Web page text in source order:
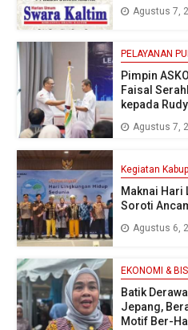
Agustus 7,
PELAYANAN
Pimpin
Faisal
kepada
Agustus 7,
Kegiatan
Maknai Hari
Soroti
Agustus 6,
EKONOMI &
Batik
Jepang,
Motif Ber-